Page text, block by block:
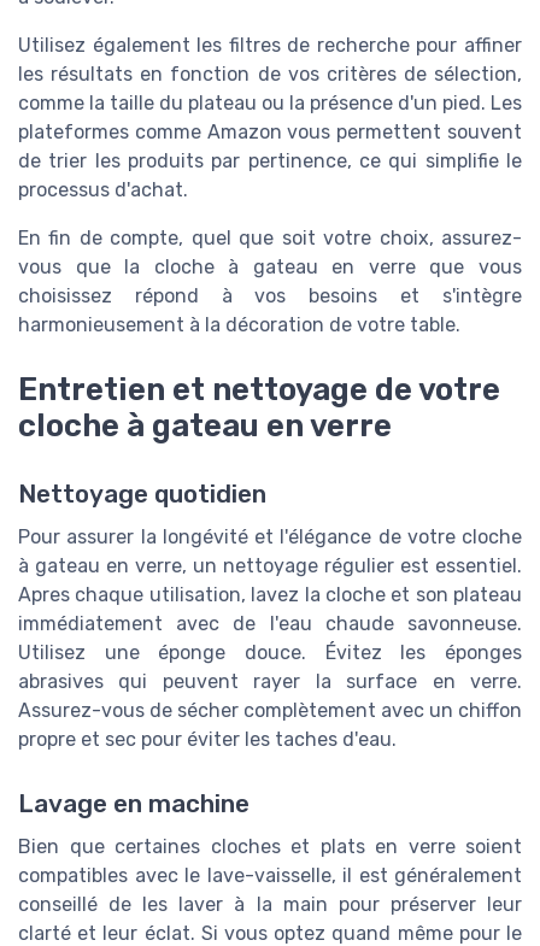
Utilisez également les filtres de recherche pour affiner
les résultats en fonction de vos critères de sélection,
comme la taille du plateau ou la présence d'un pied. Les
plateformes comme Amazon vous permettent souvent
de trier les produits par pertinence, ce qui simplifie le
processus d'achat.
En fin de compte, quel que soit votre choix, assurez-
vous que la cloche à gateau en verre que vous
choisissez répond à vos besoins et s'intègre
harmonieusement à la décoration de votre table.
Entretien et nettoyage de votre
cloche à gateau en verre
Nettoyage quotidien
Pour assurer la longévité et l'élégance de votre cloche
à gateau en verre, un nettoyage régulier est essentiel.
Apres chaque utilisation, lavez la cloche et son plateau
immédiatement avec de l'eau chaude savonneuse.
Utilisez une éponge douce. Évitez les éponges
abrasives qui peuvent rayer la surface en verre.
Assurez-vous de sécher complètement avec un chiffon
propre et sec pour éviter les taches d'eau.
Lavage en machine
Bien que certaines cloches et plats en verre soient
compatibles avec le lave-vaisselle, il est généralement
conseillé de les laver à la main pour préserver leur
clarté et leur éclat. Si vous optez quand même pour le